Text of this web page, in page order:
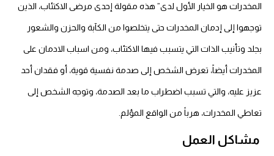
المخدرات هو الخيار الأول لدى” هذه مقولة إحدى مرضى الاكتئاب، الذين
توجهوا إلى إدمان المخدرات حتى يتخلصوا من الكآبة والحزن والشعور
بجلد وتأنيب الذات التي يتسبب فيها الاكتئاب، ومن اسباب الادمان على
المخدرات أيضاً، تعرض الشخص إلى صدمة نفسية قوية، أو فقدان أحد
عزيز عليه، والتي تسبب اضطراب ما بعد الصدمة، وتوجه الشخص إلى
تعاطي المخدرات، هرباً من الواقع المؤلم.
مشاكل العمل